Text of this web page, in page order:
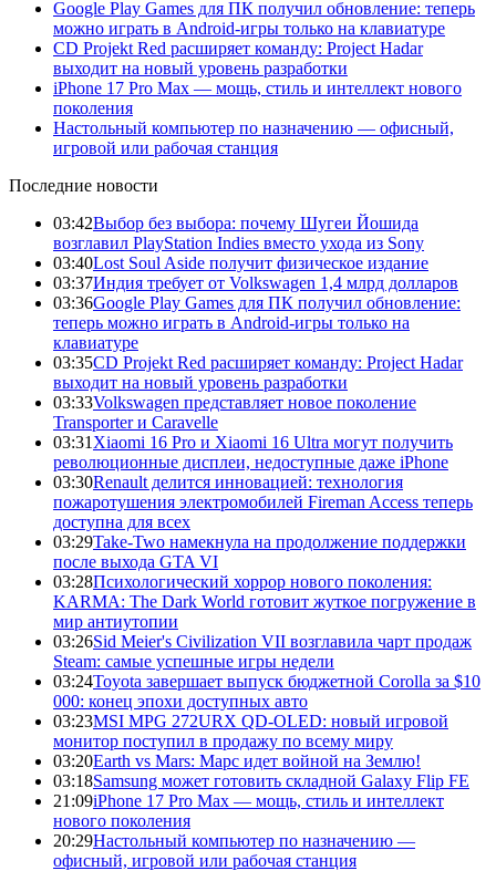
Google Play Games для ПК получил обновление: теперь
можно играть в Android-игры только на клавиатуре
CD Projekt Red расширяет команду: Project Hadar
выходит на новый уровень разработки
iPhone 17 Pro Max — мощь, стиль и интеллект нового
поколения
Настольный компьютер по назначению — офисный,
игровой или рабочая станция
Последние новости
03:42Выбор без выбора: почему Шугеи Йошида
возглавил PlayStation Indies вместо ухода из Sony
03:40Lost Soul Aside получит физическое издание
03:37Индия требует от Volkswagen 1,4 млрд долларов
03:36Google Play Games для ПК получил обновление:
теперь можно играть в Android-игры только на
клавиатуре
03:35CD Projekt Red расширяет команду: Project Hadar
выходит на новый уровень разработки
03:33Volkswagen представляет новое поколение
Transporter и Caravelle
03:31 Xiaomi 16 Pro и Xiaomi 16 Ultra могут получить
революционные дисплеи, недоступные даже iPhone
03:30Renault делится инновацией: технология
пожаротушения электромобилей Fireman Access теперь
доступна для всех
03:29Take-Two намекнула на продолжение поддержки
после выхода GTA VI
03:28Психологический хоррор нового поколения:
KARMA: The Dark World готовит жуткое погружение в
мир антиутопии
03:26Sid Meier's Civilization VII возглавила чарт продаж
Steam: самые успешные игры недели
03:24Toyota завершает выпуск бюджетной Corolla за $10
000: конец эпохи доступных авто
03:23MSI MPG 272URX QD-OLED: новый игровой
монитор поступил в продажу по всему миру
03:20Earth vs Mars: Марс идет войной на Землю!
03:18Samsung может готовить складной Galaxy Flip FE
21:09iPhone 17 Pro Max — мощь, стиль и интеллект
нового поколения
20:29Настольный компьютер по назначению —
офисный, игровой или рабочая станция